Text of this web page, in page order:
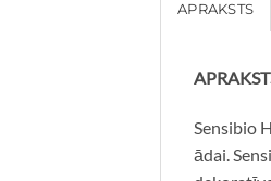
APRAKSTS
Sensibio
ādai.